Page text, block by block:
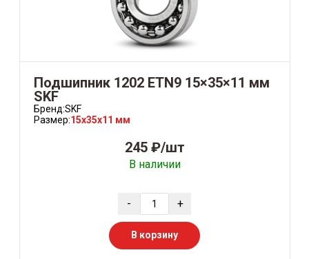
Подшипник 1202 ETN9 15×35×11 мм
SKF
Бренд:SKF
Размер:15x35x11 мм
245 ₽/шт
В наличии
- +
В корзину